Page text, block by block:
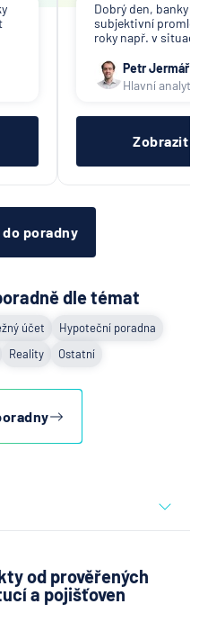
Dobrý den, banky
subjektivní
roky např. v
výběru peněz.
promlčecí lhůta 10
aplikována
Petr Jermář
Hlavní
Zobrazit
poradny
dle témat
účet
Hypoteční poradna
Reality Ostatní
přímo v Partners App
6.8.2026 Daně
od prověřených
a pojišťoven